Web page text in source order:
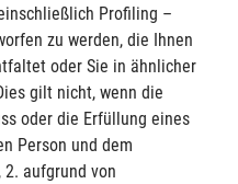
Profiling –
zu werden, die Ihnen
oder Sie in ähnlicher
gilt nicht, wenn die
oder die Erfüllung eines
Person und dem
aufgrund von